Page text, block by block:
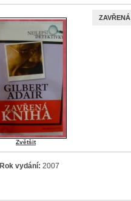
Zvětšit
Rok vydání: 2007